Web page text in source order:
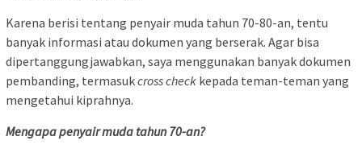
Karena berisi tentang penyair muda tahun 70-80-an, tentu
banyak informasi atau dokumen yang berserak. Agar bisa
dipertanggungjawabkan, saya menggunakan banyak dokumen
pembanding, termasukcross check kepada teman-teman yang
mengetahui kiprahnya.
Mengapa penyair muda tahun 70-an?